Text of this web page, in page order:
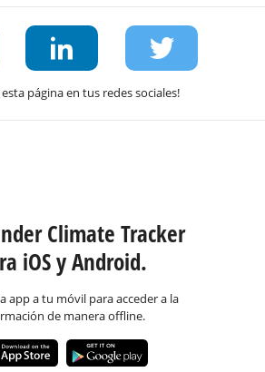
página en tus redes sociales!
Climate Tracker
iOS y Android.
app a tu móvil para acceder a la
de manera offline.